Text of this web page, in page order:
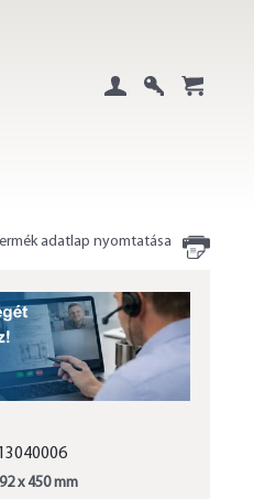
adatlap nyomtatása
x 450 mm